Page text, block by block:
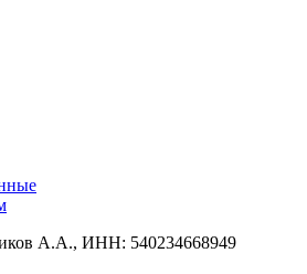
А.А., ИНН: 540234668949